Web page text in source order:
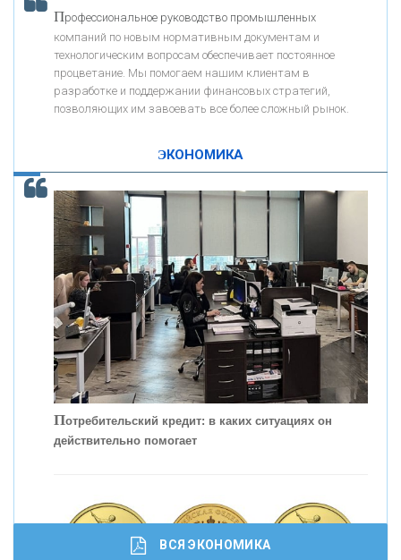
«ПРЕСС-СЛУЖБА ВТБ24»
«АВТОГРАДБАНК»
ОНАС
КОНТАКТЫ
К ак Система быстрых платежей за пять лет
Профессиональное руководство промышленных
компаний по новым нормативным документам и
технологическим вопросам обеспечивает постоянное
процветание. Мы помогаем нашим клиентам в
разработке и поддержании финансовых стратегий,
позволяющих им завоевать все более сложный рынок.
ЭКОНОМИКА
Потребительский кредит: в каких ситуациях он
действительно помогает
ВСЯ ЭКОНОМИКА